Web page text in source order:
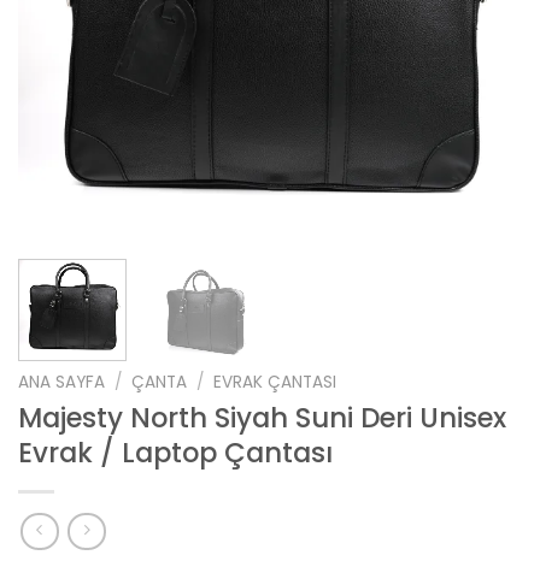
ANA SAYFA / ÇANTA / EVRAK ÇANTASI
Majesty North Siyah Suni Deri Unisex
Evrak / Laptop Çantası